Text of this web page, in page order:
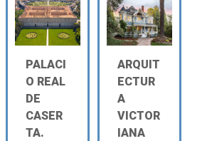
PALACI
O REAL
DE
CASER
TA.
ARQUIT
ECTUR
A
VICTOR
IANA